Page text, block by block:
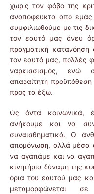
χωρίς τον φόβο της
αναπόφευκτα από εμάς
συμφιλιωθούμε με τις
τον εαυτό μας άνευ
πραγματική
τον εαυτό μας, πολλές
ναρκισσισμός, ενώ
απαραίτητη
προς τα έξω.
Ως όντα κοινωνικά,
ανήκουμε και να
συναισθηματικά. Ο
απομόνωση, αλλά μέσα
να αγαπάμε και να
κινητήρια δύναμη της
όρια του εαυτού μας
μεταμορφώνεται